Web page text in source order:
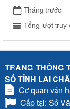
Tháng trước
Tổng lượt truy
TRANG THÔNG
SỐ TỈNH LAI
Cơ quan vận
Cấp tại: Sở